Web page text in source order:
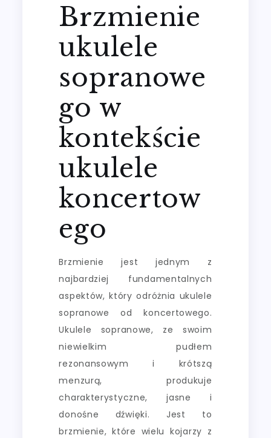
Brzmienie
ukulele
sopranowe
go w
kontekście
ukulele
koncertow
ego
Brzmienie jest jednym z
najbardziej fundamentalnych
aspektów, który odróżnia ukulele
sopranowe od koncertowego.
Ukulele sopranowe, ze swoim
niewielkim pudłem
rezonansowym i krótszą
menzurą, produkuje
charakterystyczne, jasne i
donośne dźwięki. Jest to
brzmienie, które wielu kojarzy z